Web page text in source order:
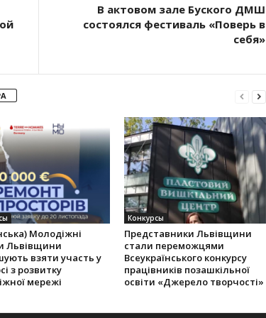
В актовом зале Буского ДМШ
состоялся фестиваль «Поверь в
себя»
Молодіжні
Львівщини
взяти участь у
з розвитку
мережі
Конкурсы
Представники Львівщини
стали переможцями
Всеукраїнського конкурсу
працівників позашкільної
освіти «Джерело творчості»